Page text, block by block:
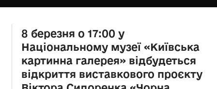
8 березня о 17:00 у
Національному музеї «Київська
картинна галерея» відбудеться
відкриття виставкового проєкту